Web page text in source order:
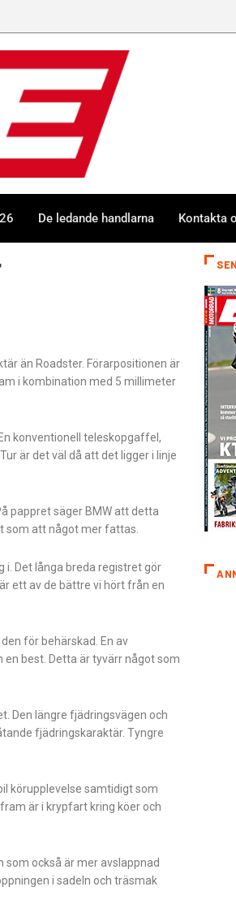
De ledande handlarna Kontakta
än Roadster. Förarpositionen är
i kombination med 5 millimeter
konventionell teleskopgaffel,
är det väl då att det ligger i linje
pappret säger BMW att detta
som att något mer fattas.
Det långa breda registret gör
ett av de bättre vi hört från en
för behärskad. En av
best. Detta är tyvärr något som
Den längre fjädringsvägen och
fjädringskaraktär. Tyngre
körupplevelse samtidigt som
är i krypfart kring köer och
som också är mer avslappnad
i sadeln och träsmak